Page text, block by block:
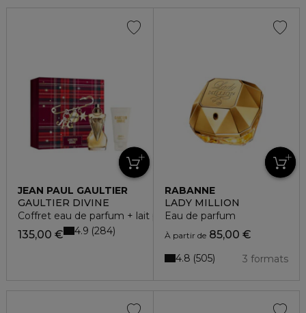
JEAN PAUL GAULTIER
GAULTIER DIVINE
Coffret eau de parfum + lait pour le corps
135,00 € 4.9 284
RABANNE
LADY MILLION
Eau de parfum
À partir de85,00 €
3 formats
4.8 505